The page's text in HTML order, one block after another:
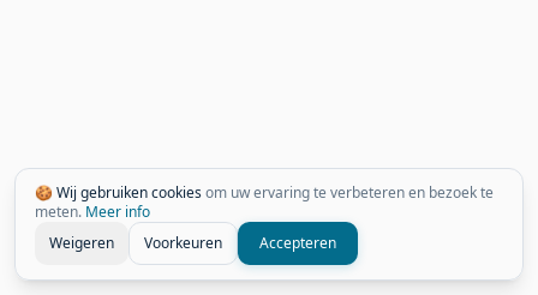
🍪 Wij gebruiken cookiesom uw ervaring te verbeteren en bezoek te
meten. Meer info
Weigeren
Voorkeuren Accepteren